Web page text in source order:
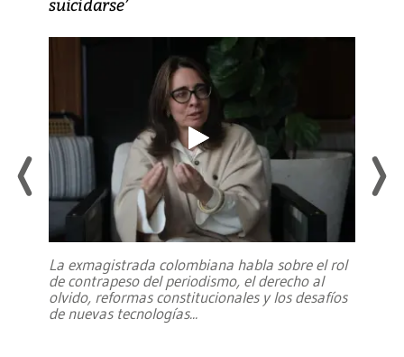
La exmagistrada colombiana habla sobre el rol
de contrapeso del periodismo, el derecho al
olvido, reformas constitucionales y los desafíos
de nuevas tecnologías...